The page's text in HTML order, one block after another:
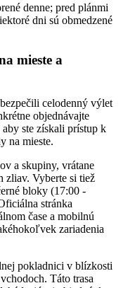
denne; pred plánmi
dni sú obmedzené
mieste a
celodenný výlet
objednávajte
ste získali prístup k
na mieste.
a skupiny, vrátane
zliav. Vyberte si tiež
bloky (17:00 -
stránka
čase a mobilnú
zariadenia
pokladnici v blízkosti
Táto trasa